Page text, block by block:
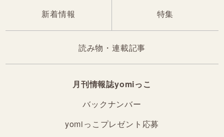
新着情報 特集
読み物・連載記事
月刊情報誌yomiっこ
バックナンバー
yomiっこプレゼント応募